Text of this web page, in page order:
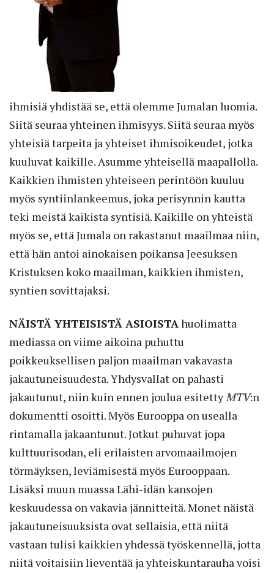
ihmisiäyhdistää se, että olemme Jumalan luomia.
Siitä seuraa yhteinen ihmisyys. Siitä seuraa myös
yhteisiä tarpeita ja yhteiset ihmisoikeudet, jotka
kuuluvat kaikille. Asumme yhteisellä maapallolla.
Kaikkien ihmisten yhteiseen perintöön kuuluu
myös syntiinlankeemus, joka perisynnin kautta
teki meistä kaikista syntisiä. Kaikille on yhteistä
myös se, että Jumala on rakastanut maailmaa niin,
että hän antoi ainokaisen poikansa Jeesuksen
Kristuksen koko maailman, kaikkien ihmisten,
syntien sovittajaksi.
NÄISTÄ YHTEISISTÄ ASIOISTAhuolimatta
mediassa on viime aikoina puhuttu
poikkeuksellisen paljon maailman vakavasta
jakautuneisuudesta. Yhdysvallat on pahasti
jakautunut, niin kuin ennen joulua esitettyMTV:n
dokumentti osoitti. Myös Eurooppa on usealla
rintamalla jakaantunut. Jotkut puhuvat jopa
kulttuurisodan, eli erilaisten arvomaail­mojen
törmäyksen, leviämisestä myös Eurooppaan.
Lisäksi muun muassa Lähi-idän kansojen
keskuudessa on vakavia jännitteitä. Monet näistä
jakautuneisuuksista ovat sellaisia, että niitä
vastaan tulisi kaikkien yhdessä työskennellä, jotta
niitä voitaisiin lieventää ja yhteiskuntarauha voisi